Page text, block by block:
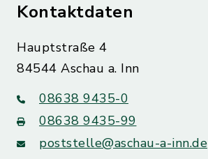
Kontaktdaten
Hauptstraße 4
84544 Aschau a. Inn
08638 9435-0
08638 9435-99
poststelle@aschau-a-inn.de